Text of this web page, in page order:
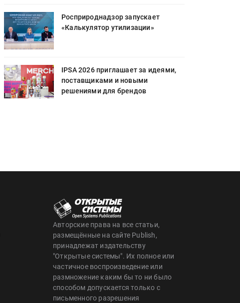
Росприроднадзор запускает
«Калькулятор утилизации»
IPSA 2026 приглашает за идеями,
поставщиками и новыми
решениями для брендов
Авторские права на все статьи,
размещённые на сайте Publish,
принадлежат издательству
"Открытые системы". Их полное или
частичное воспроизведение или
размножение каким бы то ни было
способом допускается только с
письменного разрешения